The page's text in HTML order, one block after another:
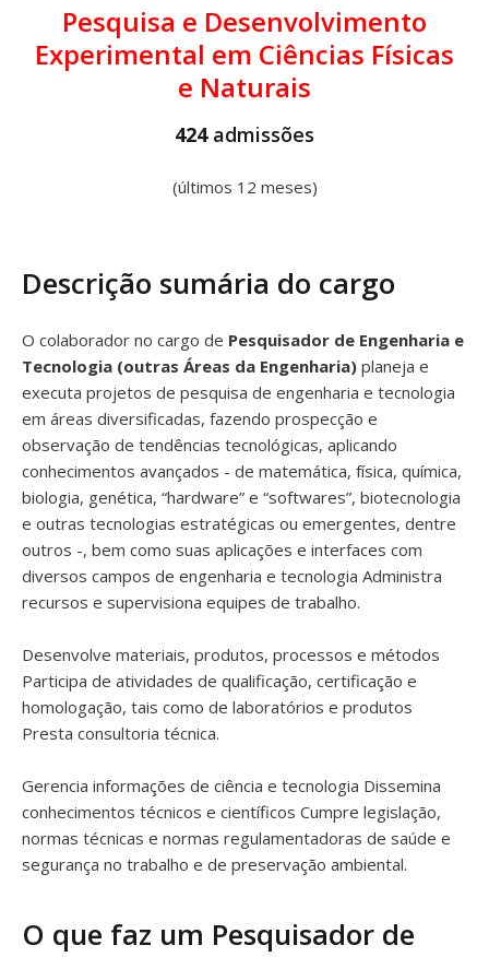
Pesquisa e Desenvolvimento
Experimental em Ciências Físicas
e Naturais
424 admissões
(últimos 12 meses)
Descrição sumária do cargo
O colaborador no cargo de Pesquisador de Engenharia e
Tecnologia (outras Áreas da Engenharia) planeja e
executa projetos de pesquisa de engenharia e tecnologia
em áreas diversificadas, fazendo prospecção e
observação de tendências tecnológicas, aplicando
conhecimentos avançados - de matemática, física, química,
biologia, genética, “hardware” e “softwares”, biotecnologia
e outras tecnologias estratégicas ou emergentes, dentre
outros -, bem como suas aplicações e interfaces com
diversos campos de engenharia e tecnologia Administra
recursos e supervisiona equipes de trabalho.
Desenvolve materiais, produtos, processos e métodos
Participa de atividades de qualificação, certificação e
homologação, tais como de laboratórios e produtos
Presta consultoria técnica.
Gerencia informações de ciência e tecnologia Dissemina
conhecimentos técnicos e científicos Cumpre legislação,
normas técnicas e normas regulamentadoras de saúde e
segurança no trabalho e de preservação ambiental.
O que faz um Pesquisador de